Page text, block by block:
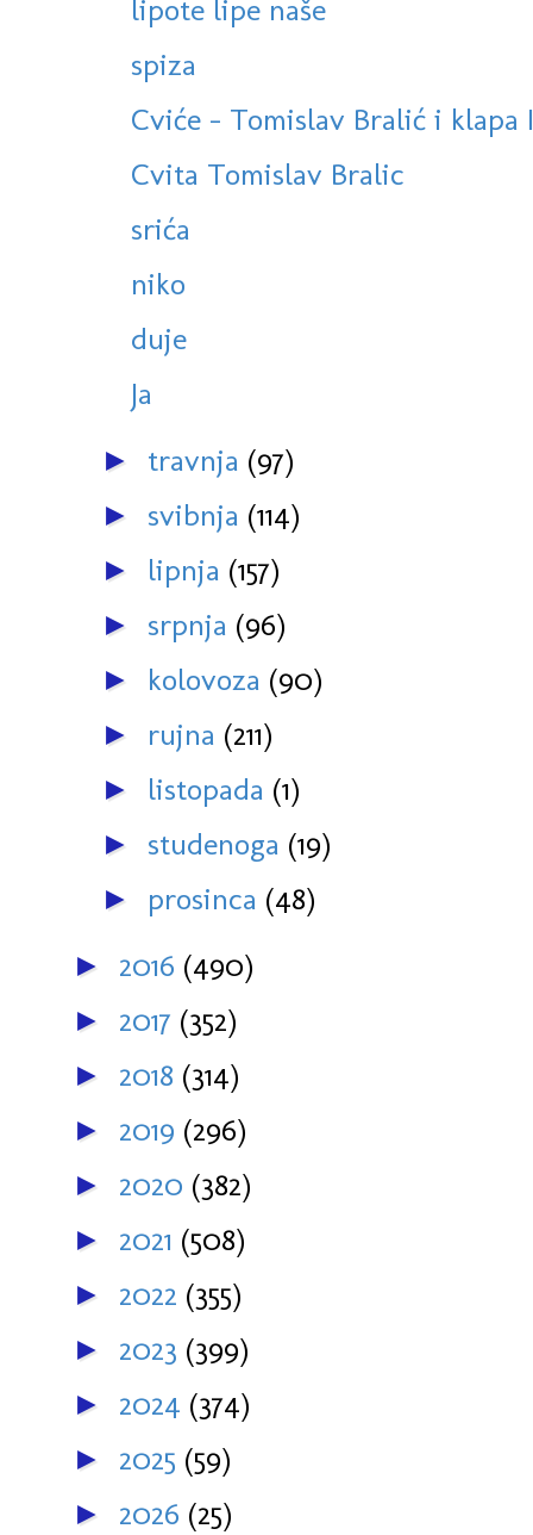
lipote lipe naše
spiza
Cviće - Tomislav Bralić i klapa
Cvita Tomislav Bralic
srića
niko
duje
Ja
► travnja (97)
► svibnja (114)
► lipnja (157)
► srpnja (96)
► kolovoza (90)
► rujna (211)
► listopada (1)
► studenoga (19)
► prosinca (48)
► 2016 (490)
► 2017 (352)
► 2018 (314)
► 2019 (296)
► 2020 (382)
► 2021 (508)
► 2022 (355)
► 2023 (399)
► 2024 (374)
► 2025 (59)
► 2026 (25)